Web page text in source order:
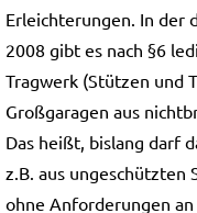
Erleichterungen. In der
2008 gibt es nach §6
Tragwerk (Stützen und
Großgaragen aus
Das heißt, bislang darf
z.B. aus
ohne Anforderungen an